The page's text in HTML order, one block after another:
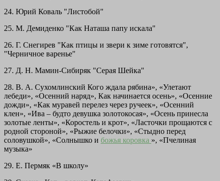
24. Юрий Коваль "Листобой"
25. М. Демиденко "Как Наташа папу искала"
26. Г. Снегирев "Как птицы и звери к зиме готовятся",
"Черничное варенье"
27. Д. Н. Мамин-Сибиряк "Серая Шейка"
28. В. А. Сухомлинский Кого ждала рябина», «Улетают
лебеди», «Осенний наряд», Как начинается осень», «Осенние
дожди», «Как муравей перелез через ручеек», «Осенний
клен», «Ива – будто девушка золотокосая», «Осень принесла
золотые ленты», «Коростель и крот», «Ласточки прощаются с
родной стороной», «Рыжие белочки», «Стыдно перед
соловушкой», «Солнышко и божья коровка », «Пчелиная
музыка»
29. Е. Пермяк «В школу»